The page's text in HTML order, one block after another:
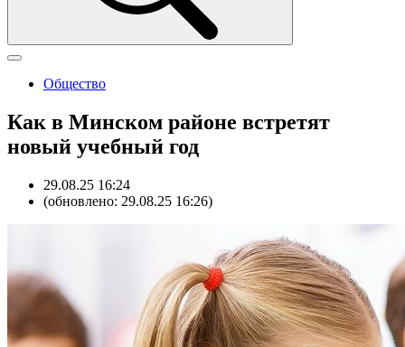
Общество
Как в Минском районе встретят
новый учебный год
29.08.25 16:24
(обновлено: 29.08.25 16:26)